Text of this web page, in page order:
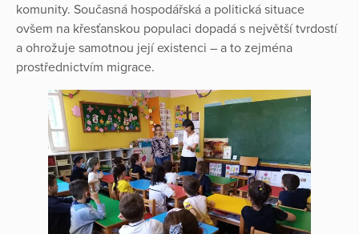
komunity. Současná hospodářská a politická situace
ovšem na křesťanskou populaci dopadá s největší tvrdostí
a ohrožuje samotnou její existenci – a to zejména
prostřednictvím migrace.